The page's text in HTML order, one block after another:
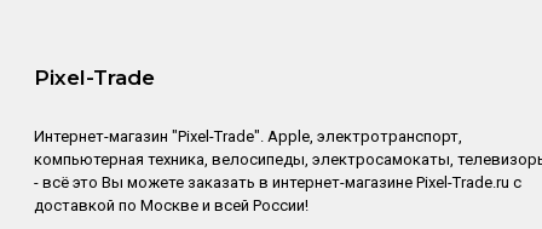
Pixel-Trade
Интернет-магазин "Pixel-Trade". Apple, электротранспорт,
компьютерная техника, велосипеды, электросамокаты,
- всё это Вы можете заказать в интернет-магазине Pixel-Trade.ru с
доставкой по Москве и всей России!